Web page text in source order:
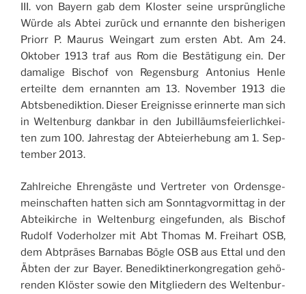
III. von Bayern gab dem Klo­ster sei­ne ursprün­gli­che
Wür­de als Abtei zurück und ernann­te den bishe­ri­gen
Priorr P. Mau­rus Wein­gart zum ersten Abt. Am 24.
Okto­ber 1913 traf aus Rom die Bestä­ti­gung ein. Der
dama­li­ge Bischof von Regen­sburg Anto­nius Hen­le
erteil­te dem ernann­ten am 13. Novem­ber 1913 die
Abtsbe­ne­dik­tion. Die­ser Erei­gnis­se erin­ner­te man sich
in Welt­en­burg dan­k­bar in den Jubil­läum­sfeier­li­ch­kei­
ten zum 100. Jah­re­stag der Abteie­rhe­bung am 1. Sep­
tem­ber 2013.
Zahl­rei­che Ehren­gä­ste und Ver­tre­ter von Orden­sge­
mein­schaf­ten hat­ten sich am Sonn­tag­vor­mit­tag in der
Abtei­kir­che in Welt­en­burg ein­ge­fun­den, als Bischof
Rudolf Vode­rhol­zer mit Abt Tho­mas M. Frei­hart OSB,
dem Abt­prä­ses Bar­na­bas Bögle OSB aus Ettal und den
Äbten der zur Bayer. Bene­dik­ti­ner­kon­gre­ga­tion gehö­
ren­den Klö­ster sowie den Mit­glie­dern des Welt­en­bur­